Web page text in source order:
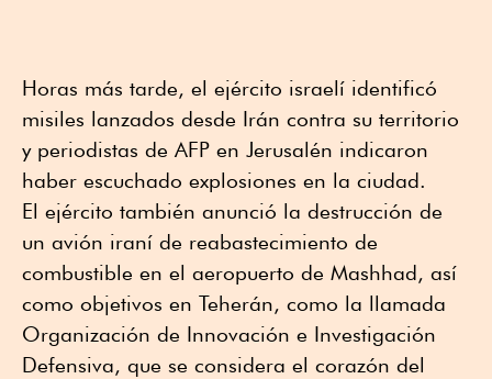
Horas más tarde, el ejército israelí identificó
misiles lanzados desde Irán contra su territorio
y periodistas de AFP en Jerusalén indicaron
haber escuchado explosiones en la ciudad.
El ejército también anunció la destrucción de
un avión iraní de reabastecimiento de
combustible en el aeropuerto de Mashhad, así
como objetivos en Teherán, como la llamada
Organización de Innovación e Investigación
Defensiva, que se considera el corazón del